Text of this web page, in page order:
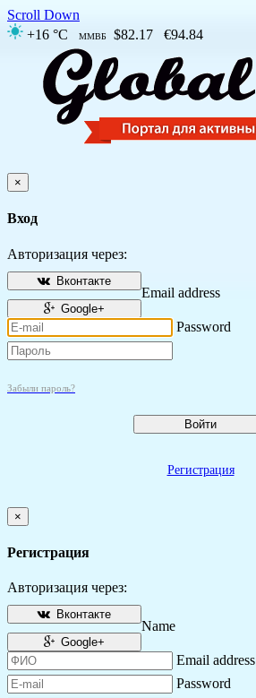
Scroll Down
+16 °C
ММВБ $82.17 €94.84
×
Вход
Авторизация через:
Вконтакте
Google+
Email address
Password
Забыли пароль?
Войти
Регистрация
×
Регистрация
Авторизация через:
Вконтакте
Google+
Name
Email address
Password